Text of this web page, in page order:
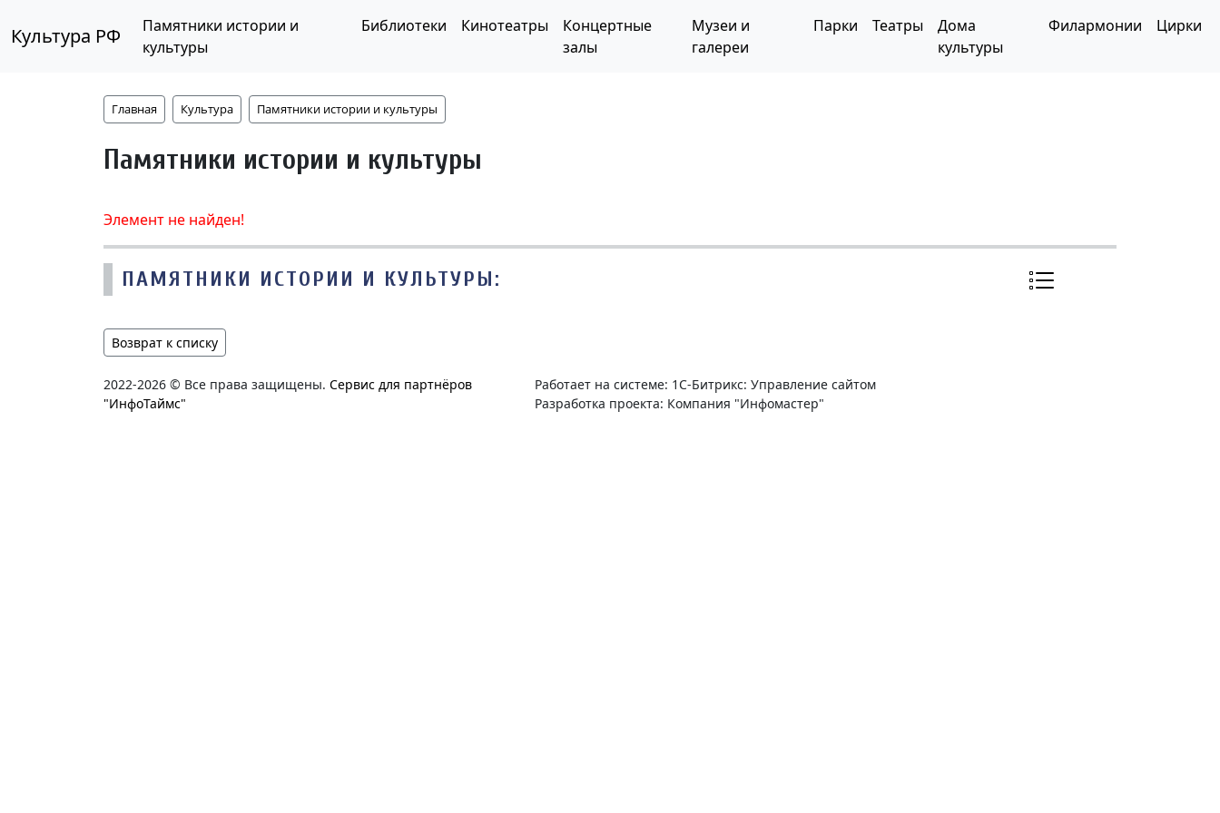
Культура РФ
Памятники истории и
культуры
Библиотеки Кинотеатры
Концертные
залы
Музеи и
галереи
Парки Театры
Дома
культуры
Филармонии Цирки
Главная Культура Памятники истории и культуры
Памятники истории и культуры
Элемент не найден!
ПАМЯТНИКИ ИСТОРИИ И КУЛЬТУРЫ:
Возврат к списку
2022-2026 © Все права защищены. Сервис для партнёров
"ИнфоТаймс"
Работает на системе: 1С-Битрикс: Управление сайтом
Разработка проекта: Компания "Инфомастер"